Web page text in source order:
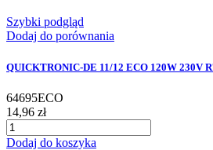
Szybki podgląd
Dodaj do porównania
QUICKTRONIC-DE 11/12 ECO 120W 230V
64695ECO
14,96 zł
Dodaj do koszyka